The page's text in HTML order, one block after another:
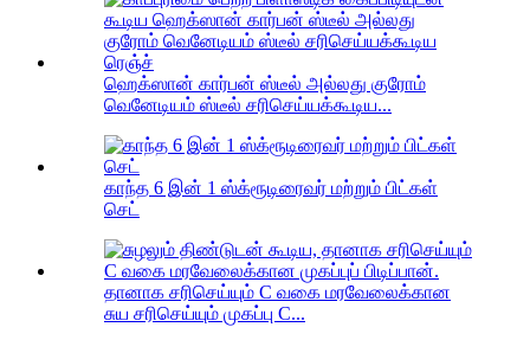
ஹெக்ஸான் கார்பன் ஸ்டீல் அல்லது குரோம்
வெனேடியம் ஸ்டீல் சரிசெய்யக்கூடிய...
காந்த 6 இன் 1 ஸ்க்ரூடிரைவர் மற்றும் பிட்கள்
செட்
தானாக சரிசெய்யும் C வகை மரவேலைக்கான
சுய சரிசெய்யும் முகப்பு C...